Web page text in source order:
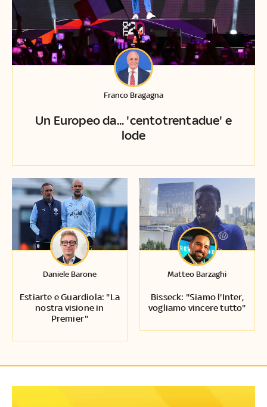
Un Europeo da... 'centotrentadue' e
lode
Franco Bragagna
Estiarte e Guardiola: "La
nostra visione in
Premier"
Daniele Barone
Bisseck: "Siamo l'Inter,
vogliamo vincere tutto"
Matteo Barzaghi